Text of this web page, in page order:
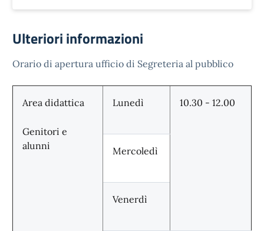
Ulteriori informazioni
Orario di apertura ufficio di Segreteria al pubblico
Area didattica
Genitori e
alunni
Lunedì 10.30 - 12.00
Mercoledì
Venerdì